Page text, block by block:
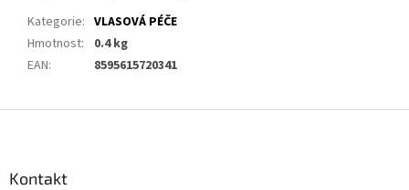
Kategorie: VLASOVÁ PÉČE
Hmotnost:
0.4 kg
EAN: 8595615720341
Kontakt